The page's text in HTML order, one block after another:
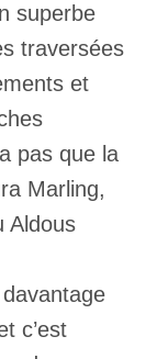
superbe
traversées
et
pas que la
Marling,
Aldous
c’est